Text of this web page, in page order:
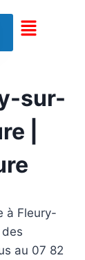
sur-
|
à Fleury-
au 07 82